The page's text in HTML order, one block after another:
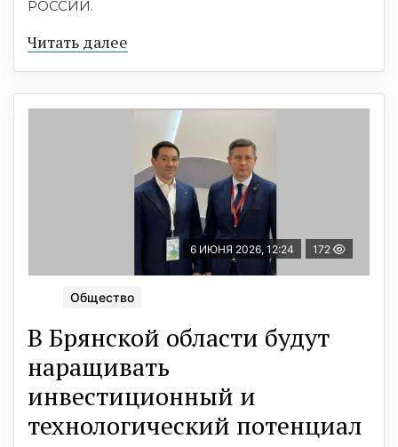
РОССИИ.
Читать далее
6 ИЮНЯ 2026, 12:24 172
Общество
В Брянской области будут
наращивать
инвестиционный и
технологический потенциал